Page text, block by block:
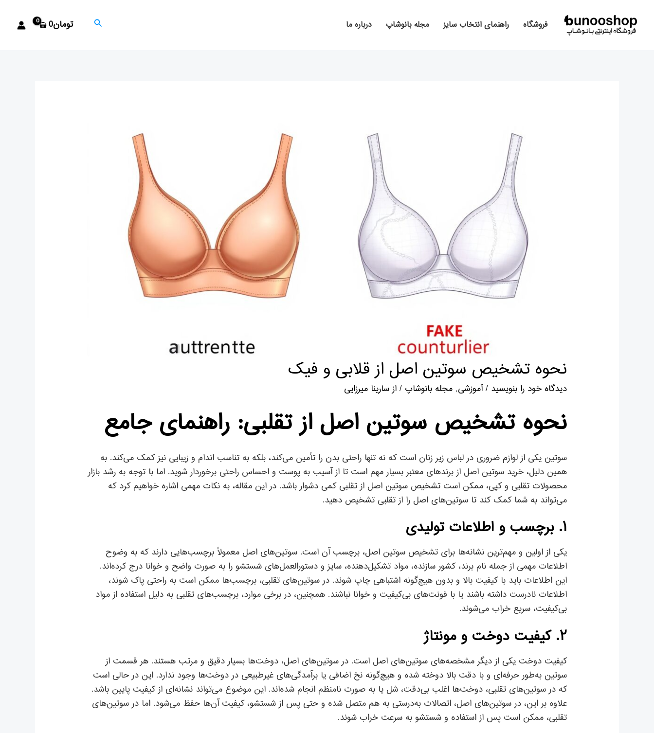
محتوا
فروشگاه راهنمای انتخاب سایز مجله بانوشاپ درباره ما جستجوتومان0
نحوه تشخیص سوتین اصل از قلابی و فیک
دیدگاه‌ خود را بنویسید /آموزشی, مجله بانوشاپ / از سارینا میرزایی
نحوه تشخیص سوتین اصل از تقلبی: راهنمای جامع
سوتین یکی از لوازم ضروری در لباس زیر زنان است که نه تنها راحتی بدن را تأمین می‌کند، بلکه به تناسب اندام و زیبایی نیز کمک می‌کند. به
همین دلیل، خرید سوتین اصل از برندهای معتبر بسیار مهم است تا از آسیب به پوست و احساس راحتی برخوردار شوید. اما با توجه به رشد بازار
محصولات تقلبی و کپی، ممکن است تشخیص سوتین اصل از تقلبی کمی دشوار باشد. در این مقاله، به نکات مهمی اشاره خواهیم کرد که
می‌تواند به شما کمک کند تا سوتین‌های اصل را از تقلبی تشخیص دهید.
۱. برچسب و اطلاعات تولیدی
یکی از اولین و مهم‌ترین نشانه‌ها برای تشخیص سوتین اصل، برچسب آن است. سوتین‌های اصل معمولاً برچسب‌هایی دارند که به وضوح
اطلاعات مهمی از جمله نام برند، کشور سازنده، مواد تشکیل‌دهنده، سایز و دستورالعمل‌های شستشو را به صورت واضح و خوانا درج کرده‌اند.
این اطلاعات باید با کیفیت بالا و بدون هیچ‌گونه اشتباهی چاپ شوند. در سوتین‌های تقلبی، برچسب‌ها ممکن است به راحتی پاک شوند،
اطلاعات نادرست داشته باشند یا با فونت‌های بی‌کیفیت و خوانا نباشند. همچنین، در برخی موارد، برچسب‌های تقلبی به دلیل استفاده از مواد
بی‌کیفیت، سریع خراب می‌شوند.
۲. کیفیت دوخت و مونتاژ
کیفیت دوخت یکی از دیگر مشخصه‌های سوتین‌های اصل است. در سوتین‌های اصل، دوخت‌ها بسیار دقیق و مرتب هستند. هر قسمت از
سوتین به‌طور حرفه‌ای و با دقت بالا دوخته شده و هیچ‌گونه نخ اضافی یا برآمدگی‌های غیرطبیعی در دوخت‌ها وجود ندارد. این در حالی است
که در سوتین‌های تقلبی، دوخت‌ها اغلب بی‌دقت، شل یا به صورت نامنظم انجام شده‌اند. این موضوع می‌تواند نشانه‌ای از کیفیت پایین باشد.
علاوه بر این، در سوتین‌های اصل، اتصالات به‌درستی به هم متصل شده و حتی پس از شستشو، کیفیت آن‌ها حفظ می‌شود. اما در سوتین‌های
تقلبی، ممکن است پس از استفاده و شستشو به سرعت خراب شوند.
نوشته